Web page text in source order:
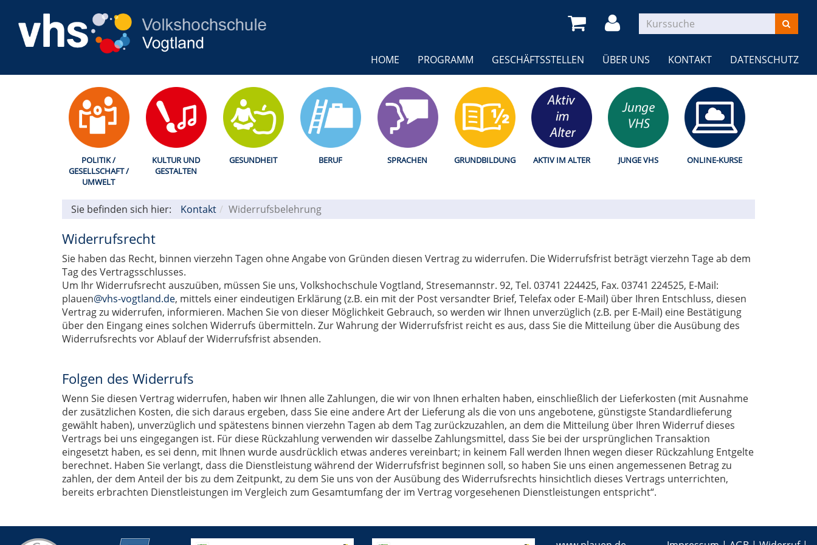
HOME PROGRAMM GESCHÄFTSSTELLEN ÜBER UNS KONTAKT DATENSCHUTZ
POLITIK /
GESELLSCHAFT /
UMWELT
KULTUR UND
GESTALTEN
GESUNDHEIT BERUF SPRACHEN GRUNDBILDUNG AKTIV IM ALTER JUNGE VHS ONLINE-KURSE
Sie befinden sich hier: Kontakt Widerrufsbelehrung
Widerrufsrecht
Sie haben das Recht, binnen vierzehn Tagen ohne Angabe von Gründen diesen Vertrag zu widerrufen. Die Widerrufsfrist beträgt vierzehn Tage ab dem
Tag des Vertragsschlusses.
Um Ihr Widerrufsrecht auszuüben, müssen Sie uns, Volkshochschule Vogtland, Stresemannstr. 92, Tel. 03741 224425, Fax. 03741 224525, E-Mail:
plauen@vhs-vogtland.de, mittels einer eindeutigen Erklärung (z.B. ein mit der Post versandter Brief, Telefax oder E-Mail) über Ihren Entschluss, diesen
Vertrag zu widerrufen, informieren. Machen Sie von dieser Möglichkeit Gebrauch, so werden wir Ihnen unverzüglich (z.B. per E-Mail) eine Bestätigung
über den Eingang eines solchen Widerrufs übermitteln. Zur Wahrung der Widerrufsfrist reicht es aus, dass Sie die Mitteilung über die Ausübung des
Widerrufsrechts vor Ablauf der Widerrufsfrist absenden.
Folgen des Widerrufs
Wenn Sie diesen Vertrag widerrufen, haben wir Ihnen alle Zahlungen, die wir von Ihnen erhalten haben, einschließlich der Lieferkosten (mit Ausnahme
der zusätzlichen Kosten, die sich daraus ergeben, dass Sie eine andere Art der Lieferung als die von uns angebotene, günstigste Standardlieferung
gewählt haben), unverzüglich und spätestens binnen vierzehn Tagen ab dem Tag zurückzuzahlen, an dem die Mitteilung über Ihren Widerruf dieses
Vertrags bei uns eingegangen ist. Für diese Rückzahlung verwenden wir dasselbe Zahlungsmittel, dass Sie bei der ursprünglichen Transaktion
eingesetzt haben, es sei denn, mit Ihnen wurde ausdrücklich etwas anderes vereinbart; in keinem Fall werden Ihnen wegen dieser Rückzahlung Entgelte
berechnet. Haben Sie verlangt, dass die Dienstleistung während der Widerrufsfrist beginnen soll, so haben Sie uns einen angemessenen Betrag zu
zahlen, der dem Anteil der bis zu dem Zeitpunkt, zu dem Sie uns von der Ausübung des Widerrufsrechts hinsichtlich dieses Vertrags unterrichten,
bereits erbrachten Dienstleistungen im Vergleich zum Gesamtumfang der im Vertrag vorgesehenen Dienstleistungen entspricht“.